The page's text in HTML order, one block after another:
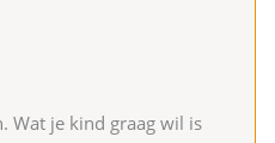
Wat je kind graag wil is